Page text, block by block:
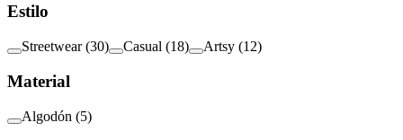
Estilo
Streetwear (30) Casual (18) Artsy (12)
Material
Algodón (5)